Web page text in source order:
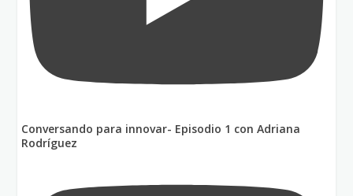
Conversando para innovar- Episodio 1 con Adriana
Rodríguez